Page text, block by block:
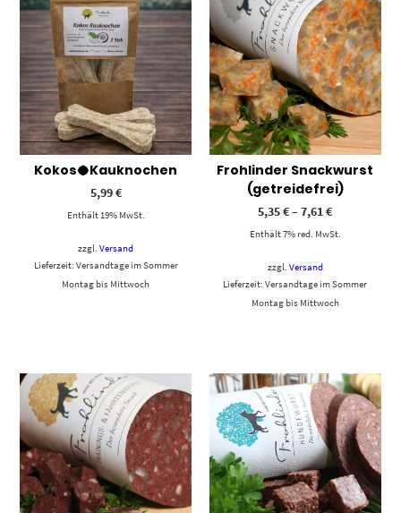
Kokos🥥Kauknochen
5,99€
Enthält 19% MwSt.
zzgl.Versand
Lieferzeit: Versandtage im Sommer
Montag bis Mittwoch
Frohlinder Snackwurst
(getreidefrei)
5,35€–7,61€
Enthält 7% red. MwSt.
zzgl. Versand
Lieferzeit: Versandtage im Sommer
Montag bis Mittwoch